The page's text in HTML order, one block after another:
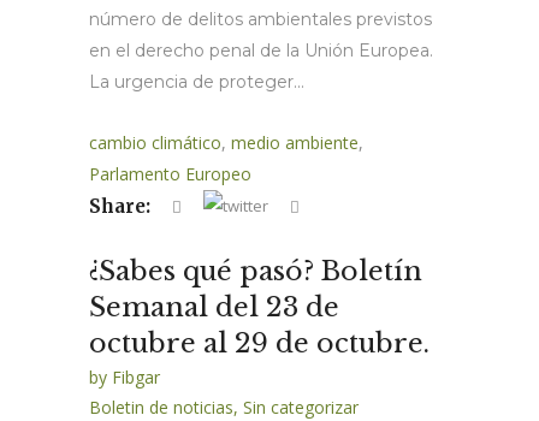
número de delitos ambientales previstos
en el derecho penal de la Unión Europea.
La urgencia de proteger...
cambio climático, medio ambiente,
Parlamento Europeo
Share:
¿Sabes qué pasó? Boletín
Semanal del 23 de
octubre al 29 de octubre.
by Fibgar
Boletin de noticias, Sin categorizar